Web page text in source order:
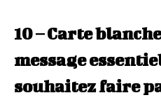
10 – Carte
message
souhaitez faire